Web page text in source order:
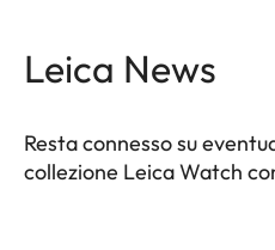
Leica News
Resta connesso su
collezione Leica Watch